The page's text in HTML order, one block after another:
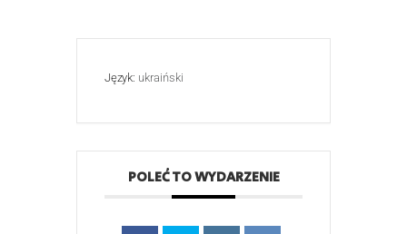
Język: ukraiński
POLEĆ TO WYDARZENIE